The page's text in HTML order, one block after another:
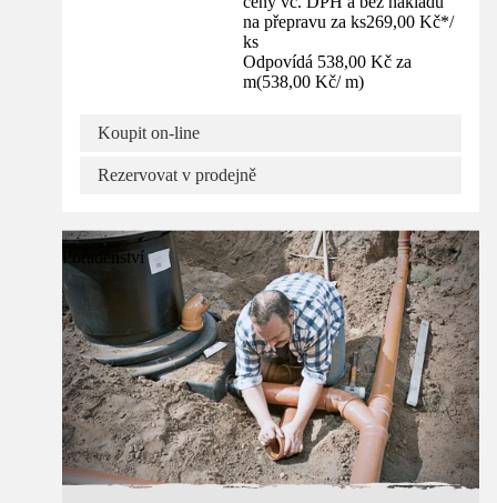
na přepravu za ks269,00 Kč*/
ks
Odpovídá 538,00 Kč za
m(538,00 Kč/ m)
Koupit on-line
Rezervovat v prodejně
Poradenství